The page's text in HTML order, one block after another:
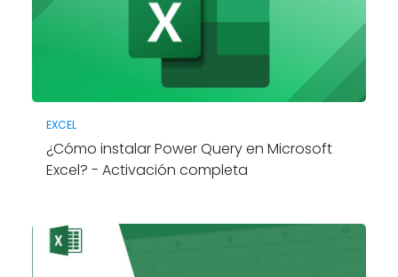
EXCEL
¿Cómo instalar Power Query en Microsoft
Excel? - Activación completa